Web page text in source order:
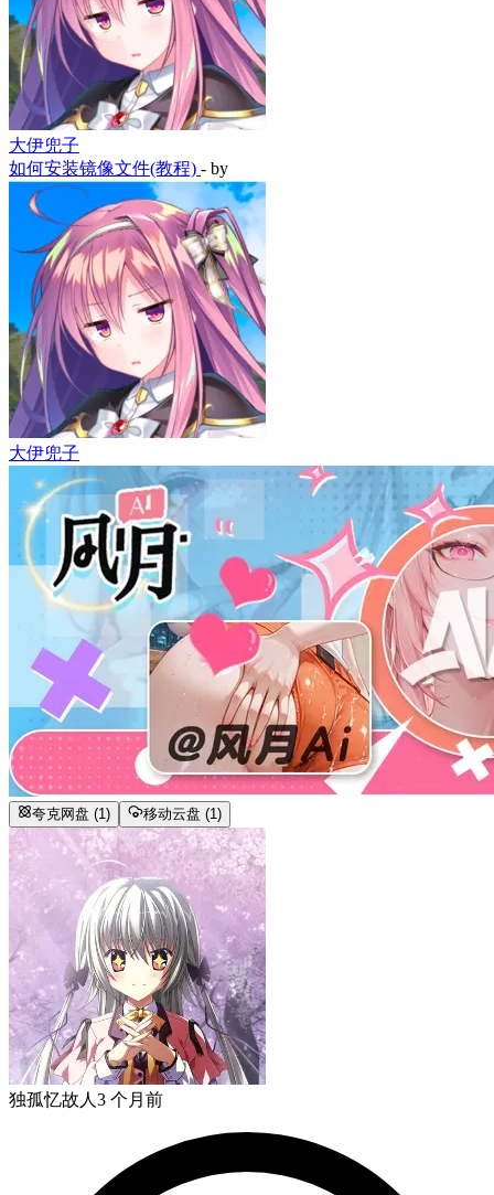
大伊兜子
如何安装镜像文件(教程) - by
大伊兜子
夸克网盘 (1) 移动云盘 (1)
独孤忆故人 3 个月前